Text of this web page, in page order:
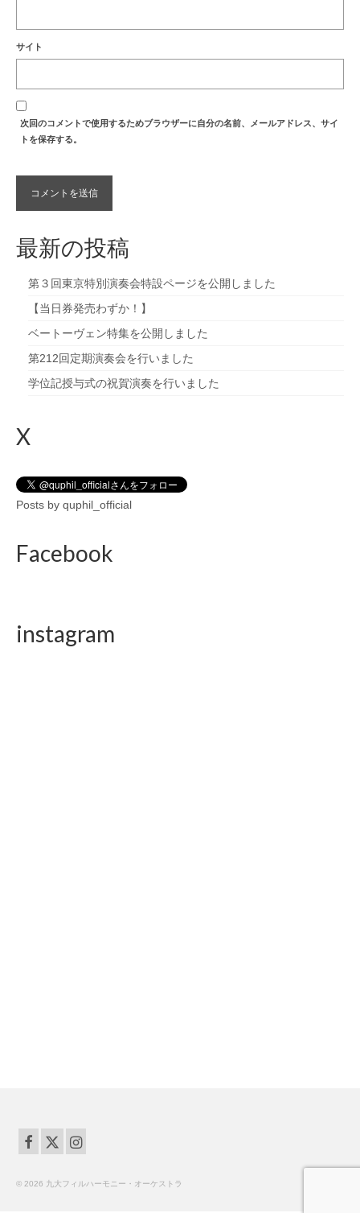
サイト
次回のコメントで使用するためブラウザーに自分の名前、メールアドレス、サイ
トを保存する。
最新の投稿
第３回東京特別演奏会特設ページを公開しました
【当日券発売わずか！】
ベートーヴェン特集を公開しました
第212回定期演奏会を行いました
学位記授与式の祝賀演奏を行いました
X
Posts by quphil_official
Facebook
instagram
© 2026 九大フィルハーモニー・オーケストラ